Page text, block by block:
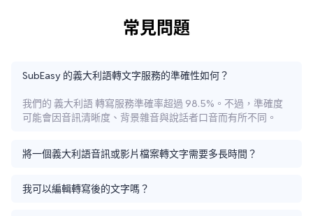
常見問題
SubEasy 的義大利語轉文字服務的準確性如何？
我們的 義大利語 轉寫服務準確率超過 98.5%。不過，準確度
可能會因音訊清晰度、背景雜音與說話者口音而有所不同。
將一個義大利語音訊或影片檔案轉文字需要多長時間？
我可以編輯轉寫後的文字嗎？